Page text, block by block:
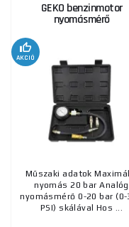
GEKO benzinmotor
nyomásmérő
AKCIÓ
Műszaki adatok
nyomás 20 bar Analóg
nyomásmérő 0-20 bar (0-
PSI) skálával Hos ...